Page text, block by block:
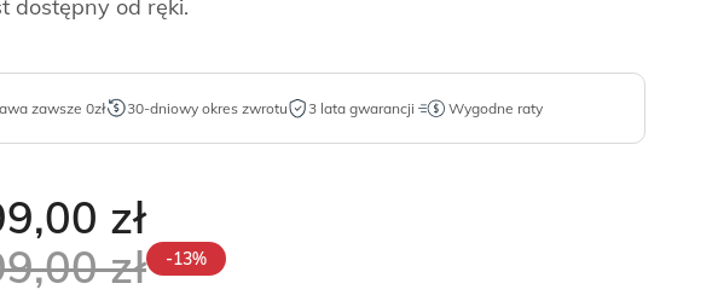
dostępny od ręki.
zawsze 0zł 30-dniowy okres zwrotu 3 lata gwarancji Wygodne raty
zł
zł -13%